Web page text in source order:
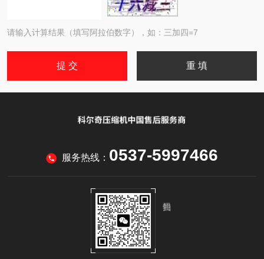
请输入计算结果（填写阿拉伯数字），如：三加四=7
服务热线： 0537-5997466